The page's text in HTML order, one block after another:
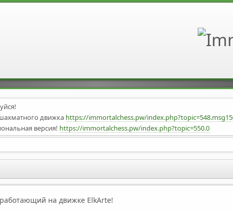
движка https://immortalchess.pw/
версия! https://immortalchess.pw/index.php?topic=550.0
https://immortalchess.pw/index.php?topic=546.0
секция!
на движке ElkArte!